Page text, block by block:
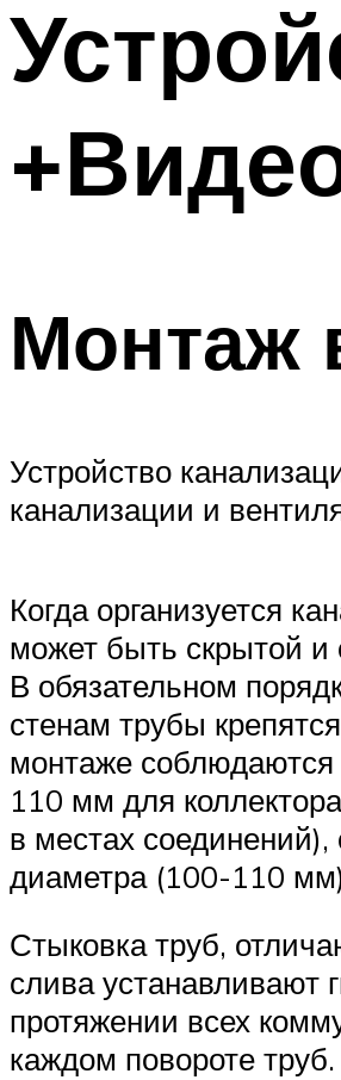
Монтаж
Устройство
канализации и
Когда организуется
может быть скрытой и
В обязательном
стенам трубы
монтаже
110 мм для
в местах
диаметра (100-110
Стыковка труб,
слива устанавливают
протяжении всех
каждом повороте труб.